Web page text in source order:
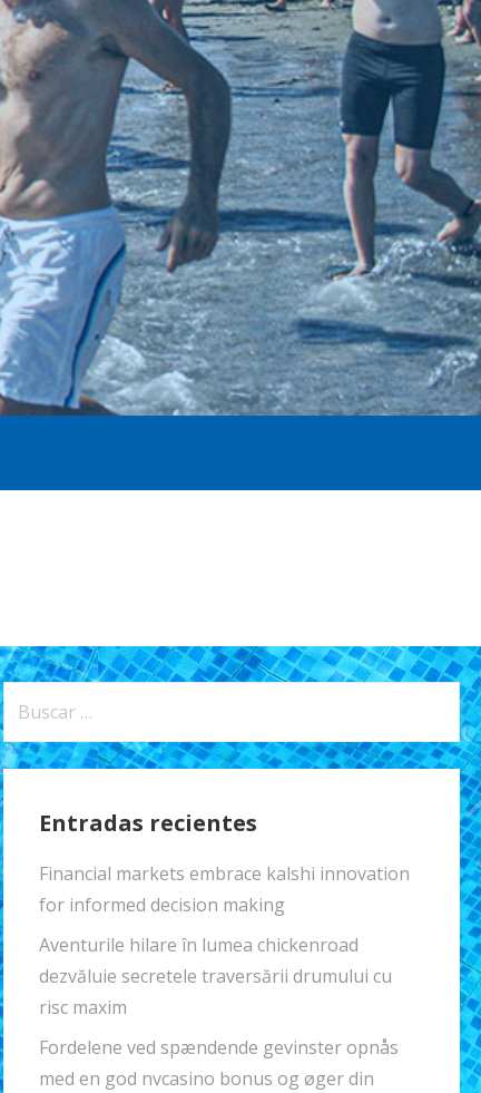
Buscar:
Entradas recientes
Financial markets embrace kalshi innovation
for informed decision making
Aventurile hilare în lumea chickenroad
dezvăluie secretele traversării drumului cu
risc maxim
Fordelene ved spændende gevinster opnås
med en god nvcasino bonus og øger din